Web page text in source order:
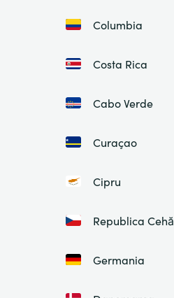
Columbia
Costa Rica
Cabo Verde
Curaçao
Cipru
Republica Cehă
Germania